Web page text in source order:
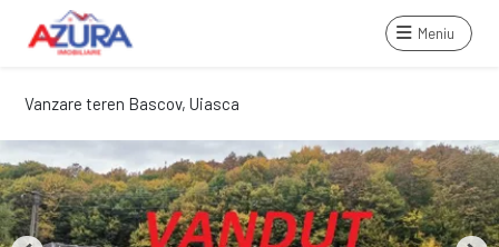
Meniu
Vanzare teren Bascov, Uiasca